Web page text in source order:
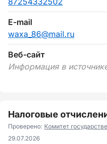
E-mail
waxa_86@mail.ru
Веб-сайт
Информация в
Налоговые
Проверено: Комитет
29.07.2026